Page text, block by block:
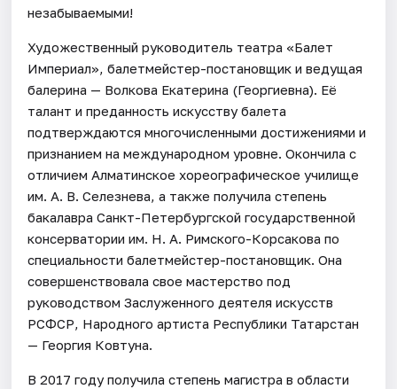
незабываемыми!
Художественный руководитель театра «Балет
Империал», балетмейстер-постановщик и ведущая
балерина — Волкова Екатерина (Георгиевна). Её
талант и преданность искусству балета
подтверждаются многочисленными достижениями и
признанием на международном уровне. Окончила с
отличием Алматинское хореографическое училище
им. А. В. Селезнева, а также получила степень
бакалавра Санкт-Петербургской государственной
консерватории им. Н. А. Римского-Корсакова по
специальности балетмейстер-постановщик. Она
совершенствовала свое мастерство под
руководством Заслуженного деятеля искусств
РСФСР, Народного артиста Республики Татарстан
— Георгия Ковтуна.
В 2017 году получила степень магистра в области